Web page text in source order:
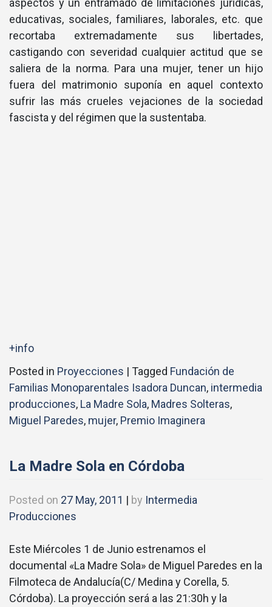
educativas, sociales, familiares, laborales, etc. que
recortaba extremadamente sus libertades,
castigando con severidad cualquier actitud que se
saliera de la norma. Para una mujer, tener un hijo
fuera del matrimonio suponí­a en aquel contexto
sufrir las más crueles vejaciones de la sociedad
fascista y del régimen que la sustentaba.
+info
Posted in Proyecciones | Tagged Fundación de
Familias Monoparentales Isadora Duncan, intermedia
producciones, La Madre Sola, Madres Solteras,
Miguel Paredes, mujer, Premio Imaginera
La Madre Sola en Córdoba
Posted on 27 May, 2011 | by Intermedia
Producciones
Este Miércoles 1 de Junio estrenamos el
documental «La Madre Sola» de Miguel Paredes en la
Filmoteca de Andalucí­a(C/ Medina y Corella, 5.
Córdoba). La proyección será a las 21:30h y la